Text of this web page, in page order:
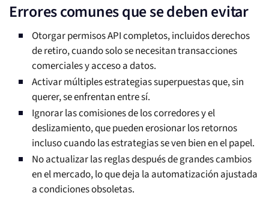
Errores comunes que se deben evitar
Otorgar permisos API completos, incluidos derechos
de retiro, cuando solo se necesitan transacciones
comerciales y acceso a datos.
Activar múltiples estrategias superpuestas que, sin
querer, se enfrentan entre sí.
Ignorar las comisiones de los corredores y el
deslizamiento, que pueden erosionar los retornos
incluso cuando las estrategias se ven bien en el papel.
No actualizar las reglas después de grandes cambios
en el mercado, lo que deja la automatización ajustada
a condiciones obsoletas.